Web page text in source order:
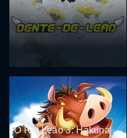
O Rei Leão 3: Hakuna